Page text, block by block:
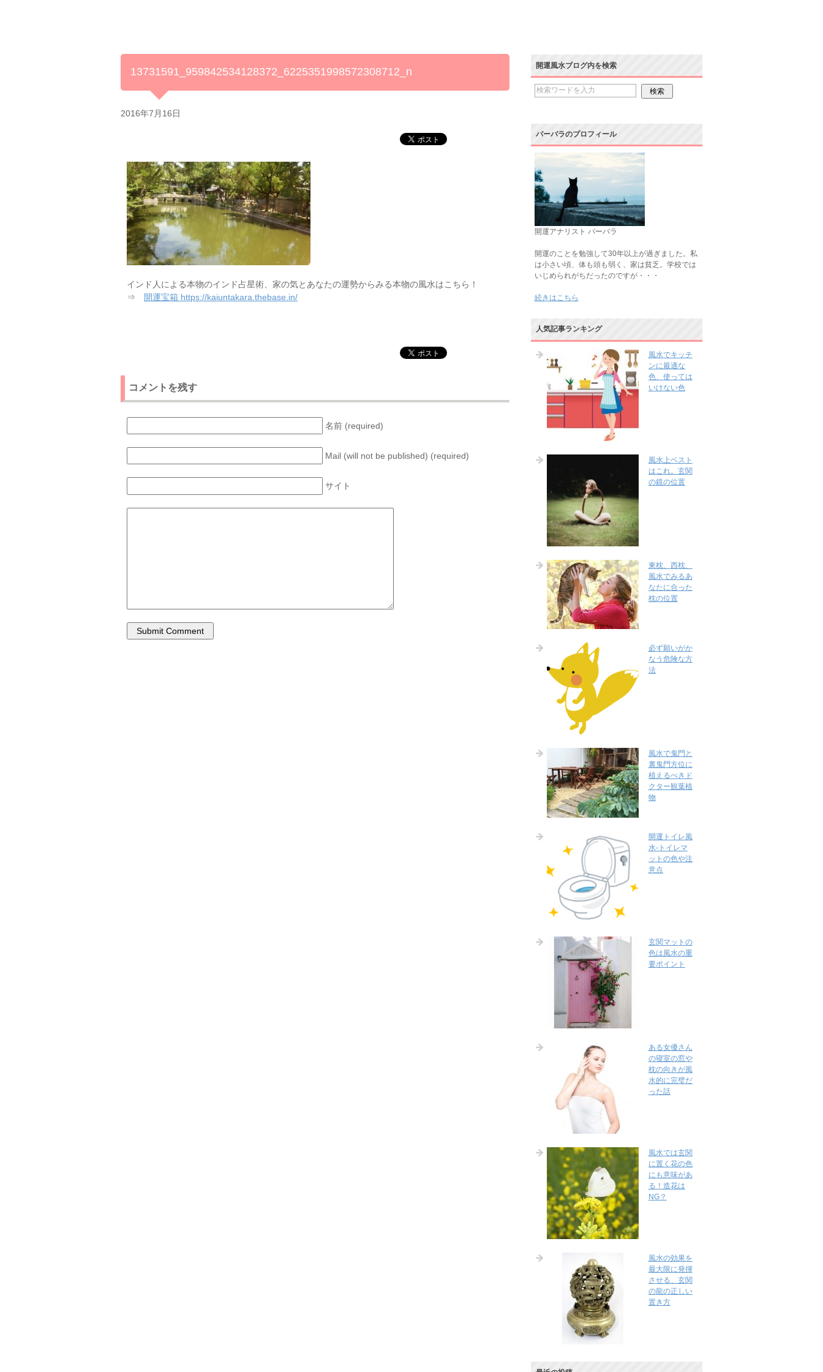
13731591_959842534128372_6225351998572308712_n
2016年7月16日
インド人による本物のインド占星術、家の気とあなたの運勢からみる本物の風水はこちら！
⇒ 開運宝箱 https://kaiuntakara.thebase.in/
コメントを残す
名前 (required)
Mail (will not be published) (required)
サイト
開運風水ブログ内を検索
バーバラのプロフィール
開運アナリスト バーバラ
開運のことを勉強して30年以上が過ぎました。私
は小さい頃、体も頭も弱く、家は貧乏。学校では
いじめられがちだったのですが・・・
続きはこちら
人気記事ランキング
風水でキッチ
ンに最適な
色、使っては
いけない色
風水上ベスト
はこれ。玄関
の鏡の位置
東枕、西枕、
風水でみるあ
なたに合った
枕の位置
必ず願いがか
なう危険な方
法
風水で鬼門と
裏鬼門方位に
植えるべきド
クター観葉植
物
開運トイレ風
水-トイレマ
ットの色や注
意点
玄関マットの
色は風水の重
要ポイント
ある女優さん
の寝室の窓や
枕の向きが風
水的に完璧だ
った話
風水では玄関
に置く花の色
にも意味があ
る！造花は
NG？
風水の効果を
最大限に発揮
させる、玄関
の龍の正しい
置き方